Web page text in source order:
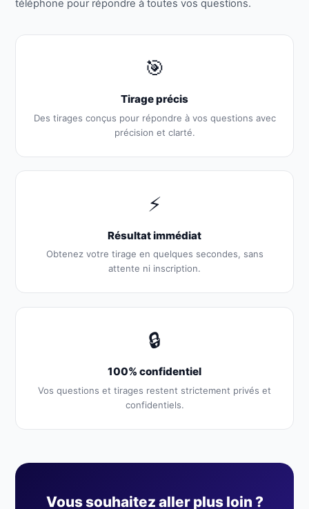
téléphone pour répondre à toutes vos questions.
🎯
Tirage précis
Des tirages conçus pour répondre à vos questions avec
précision et clarté.
⚡
Résultat immédiat
Obtenez votre tirage en quelques secondes, sans
attente ni inscription.
🔒
100% confidentiel
Vos questions et tirages restent strictement privés et
confidentiels.
Vous souhaitez aller plus loin ?